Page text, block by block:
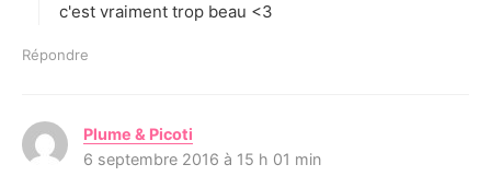
:
c'est vraiment trop beau <3
Répondre
Plume & Picoti
i
6 septembre 2016 à 15 h 01 min